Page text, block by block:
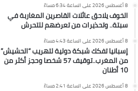
8 أغسطس 2026 على الساعة 6:34 مساءً
الخوف يلاحق عائلات القاصرين المغاربة في
سبتة.. وتحذيرات من تعرضهم للتحرش
8 أغسطس 2026 على الساعة 4:43 مساءً
إسبانيا تفكك شبكة دولية لتهريب “الحشيش”
من المغرب..توقيف 57 شخصا وحجز أكثر من
10 أطنان
8 أغسطس 2026 على الساعة 2:41 مساءً